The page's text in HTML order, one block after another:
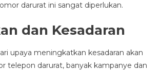
darurat ini sangat diperlukan.
dan Kesadaran
upaya meningkatkan kesadaran akan
telepon darurat, banyak kampanye dan